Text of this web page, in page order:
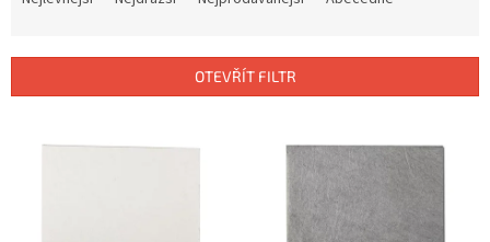
í
OTEVŘÍT FILTR